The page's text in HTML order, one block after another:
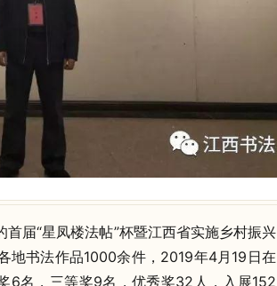
届“星凤楼法帖”杯暨江西省实施乡村振兴
地书法作品1000余件，2019年4月19日在
6名，三等奖9名，优秀奖32人，入展152